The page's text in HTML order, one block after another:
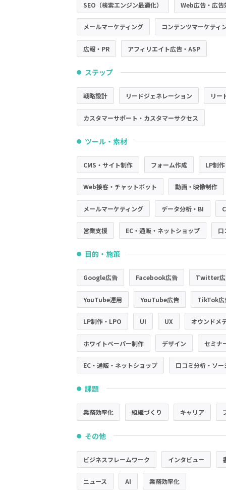
SEO（検索エンジン最適化） Web広告・広告
メールマーケティング コンテンツマーケティ
広報・PR アフィリエイト広告・ASP
● ステップ
戦略設計 リードジェネレーション リー
カスタマーサポート・カスタマーサクセス
● ツール・素材
CMS・サイト制作 フォーム作成 LP制
Web接客・チャットボット 動画・映像制作
メールマーケティング データ分析・BI
営業支援 EC・通販・ネットショップ 口
● 目的・施策
Google広告 Facebook広告 Twitter広
YouTube運用 YouTube広告 TikTok広
LP制作・LPO UI UX オウンドメ
ホワイトペーパー制作 デザイン セミナ
EC・通販・ネットショップ 口コミ分析・ソ
● 課題
業務効率化 組織づくり キャリア
● その他
ビジネスフレームワーク インタビュー
ニュース AI 業務効率化